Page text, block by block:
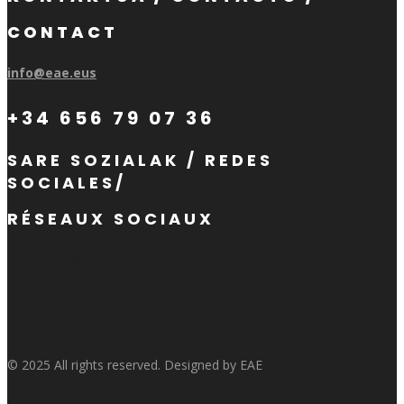
CONTACT
info@eae.eus
+34 656 79 07 36
SARE SOZIALAK / REDES
SOCIALES/
RÉSEAUX SOCIAUX
© 2025 All rights reserved. Designed by EAE